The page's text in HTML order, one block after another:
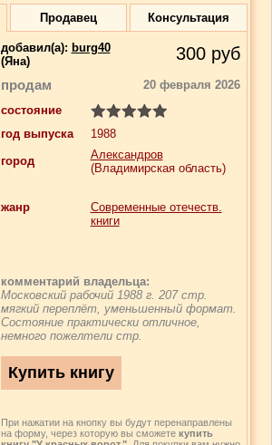
Продавец Консультация
добавил(a): burg40
(Яна)
300 руб
продам
20 февраля 2026
состояние
год выпуска
1988
город
Александров
(Владимирская область)
жанр
Современные отечеств.
книги
комментарий владельца:
Московский рабочий 1988 г. 207 стр.
мягкий переплёт, уменьшенный формат.
Состояние практически отличное,
немного пожелтели стр.
При нажатии на кнопку вы будут перенаправлены
на форму, через которую вы сможете купить